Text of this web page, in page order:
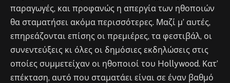
παραγωγές, και προφανώς η απεργία των ηθοποιών
θα σταματήσει ακόμα περισσότερες. Μαζί μ’ αυτές,
επηρεάζονται επίσης οι πρεμιέρες, τα φεστιβάλ, οι
συνεντεύξεις κι όλες οι δημόσιες εκδηλώσεις στις
οποίες συμμετείχαν οι ηθοποιοί του Hollywood. Κατ’
επέκταση, αυτό που σταματάει είναι σε έναν βαθμό